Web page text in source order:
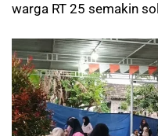
warga RT 25 semakin